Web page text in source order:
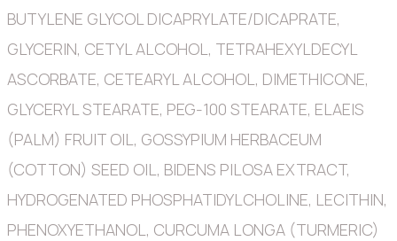
BUTYLENE GLYCOL DICAPRYLATE/DICAPRATE,
GLYCERIN, CETYL ALCOHOL, TETRAHEXYLDECYL
ASCORBATE, CETEARYL ALCOHOL, DIMETHICONE,
GLYCERYL STEARATE, PEG-100 STEARATE, ELAEIS
(PALM) FRUIT OIL, GOSSYPIUM HERBACEUM
(COTTON) SEED OIL, BIDENS PILOSA EXTRACT,
HYDROGENATED PHOSPHATIDYLCHOLINE, LECITHIN,
PHENOXYETHANOL, CURCUMA LONGA (TURMERIC)